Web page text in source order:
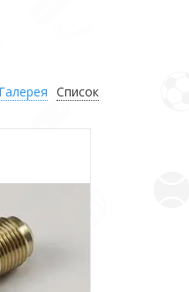
Галерея Список